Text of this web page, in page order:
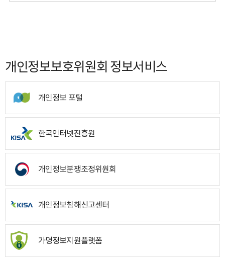
개인정보보호위원회 정보서비스
개인정보 포털
한국인터넷진흥원
개인정보분쟁조정위원회
개인정보침해신고센터
가명정보지원플랫폼